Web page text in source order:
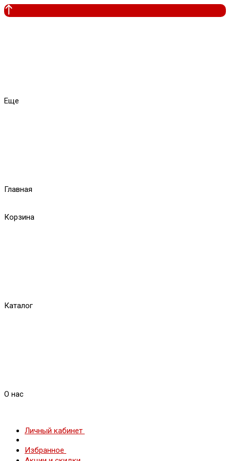
Еще
Главная
Корзина
Каталог
О нас
Личный кабинет
Избранное